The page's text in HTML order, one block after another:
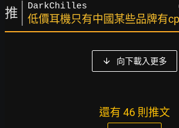
推 DarkChilles
低價耳機只有中國某些品牌有
向下載入更多
還有 46 則推文